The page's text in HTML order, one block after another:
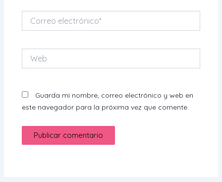
electrónico*
Guarda mi nombre, correo electrónico y web en
este navegador para la próxima vez que comente.